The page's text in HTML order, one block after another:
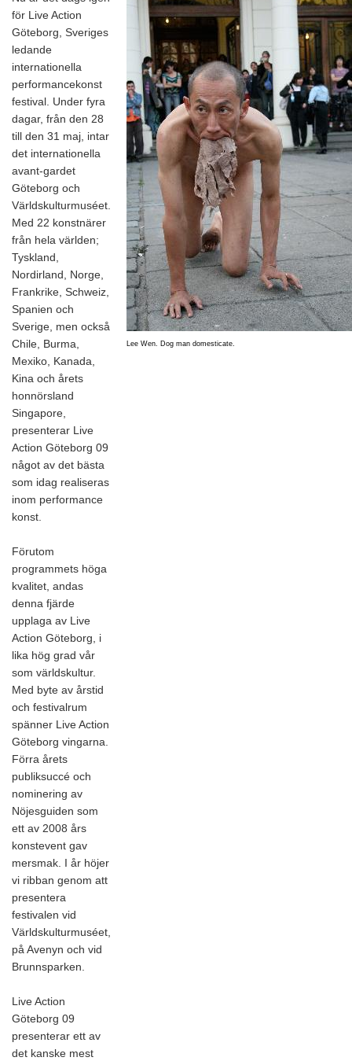
för Live Action
Göteborg, Sveriges
ledande
internationella
performancekonst
festival. Under fyra
dagar, från den 28
till den 31 maj, intar
det internationella
avant-gardet
Göteborg och
Världskulturmuséet.
Med 22 konstnärer
från hela världen;
Tyskland,
Nordirland, Norge,
Frankrike, Schweiz,
Spanien och
Sverige, men också
Chile, Burma,
Mexiko, Kanada,
Kina och årets
honnörsland
Singapore,
presenterar Live
Action Göteborg 09
något av det bästa
som idag realiseras
inom performance
konst.
Förutom
programmets höga
kvalitet, andas
denna fjärde
upplaga av Live
Action Göteborg, i
lika hög grad vår
som världskultur.
Med byte av årstid
och festivalrum
spänner Live Action
Göteborg vingarna.
Förra årets
publiksuccé och
nominering av
Nöjesguiden som
ett av 2008 års
konstevent gav
mersmak. I år höjer
vi ribban genom att
presentera
festivalen vid
Världskulturmuséet,
på Avenyn och vid
Brunnsparken.
Live Action
Göteborg 09
presenterar ett av
det kanske mest
Lee Wen. Dog man domesticate.